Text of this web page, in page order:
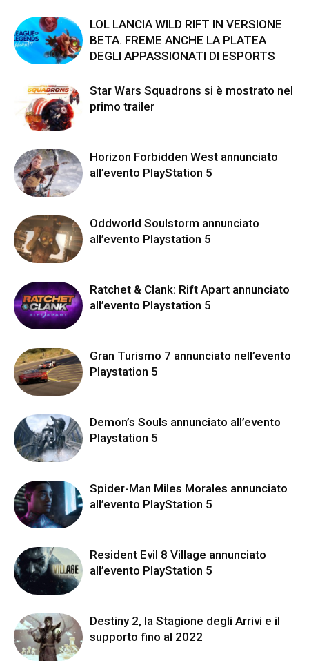
LOL LANCIA WILD RIFT IN VERSIONE
BETA. FREME ANCHE LA PLATEA
DEGLI APPASSIONATI DI ESPORTS
Star Wars Squadrons si è mostrato nel
primo trailer
Horizon Forbidden West annunciato
all’evento PlayStation 5
Oddworld Soulstorm annunciato
all’evento Playstation 5
Ratchet & Clank: Rift Apart annunciato
all’evento Playstation 5
Gran Turismo 7 annunciato nell’evento
Playstation 5
Demon’s Souls annunciato all’evento
Playstation 5
Spider-Man Miles Morales annunciato
all’evento PlayStation 5
Resident Evil 8 Village annunciato
all’evento PlayStation 5
Destiny 2, la Stagione degli Arrivi e il
supporto fino al 2022